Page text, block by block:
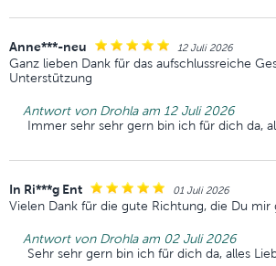
Anne***-neu 12 Juli 2026
Ganz lieben Dank für das aufschlussreiche
Unterstützung
Antwort von Drohla am 12 Juli 2026
Immer sehr sehr gern bin ich für dich da,
In Ri***g Ent 01 Juli 2026
Vielen Dank für die gute Richtung, die Du mir
Antwort von Drohla am 02 Juli 2026
Sehr sehr gern bin ich für dich da, alles